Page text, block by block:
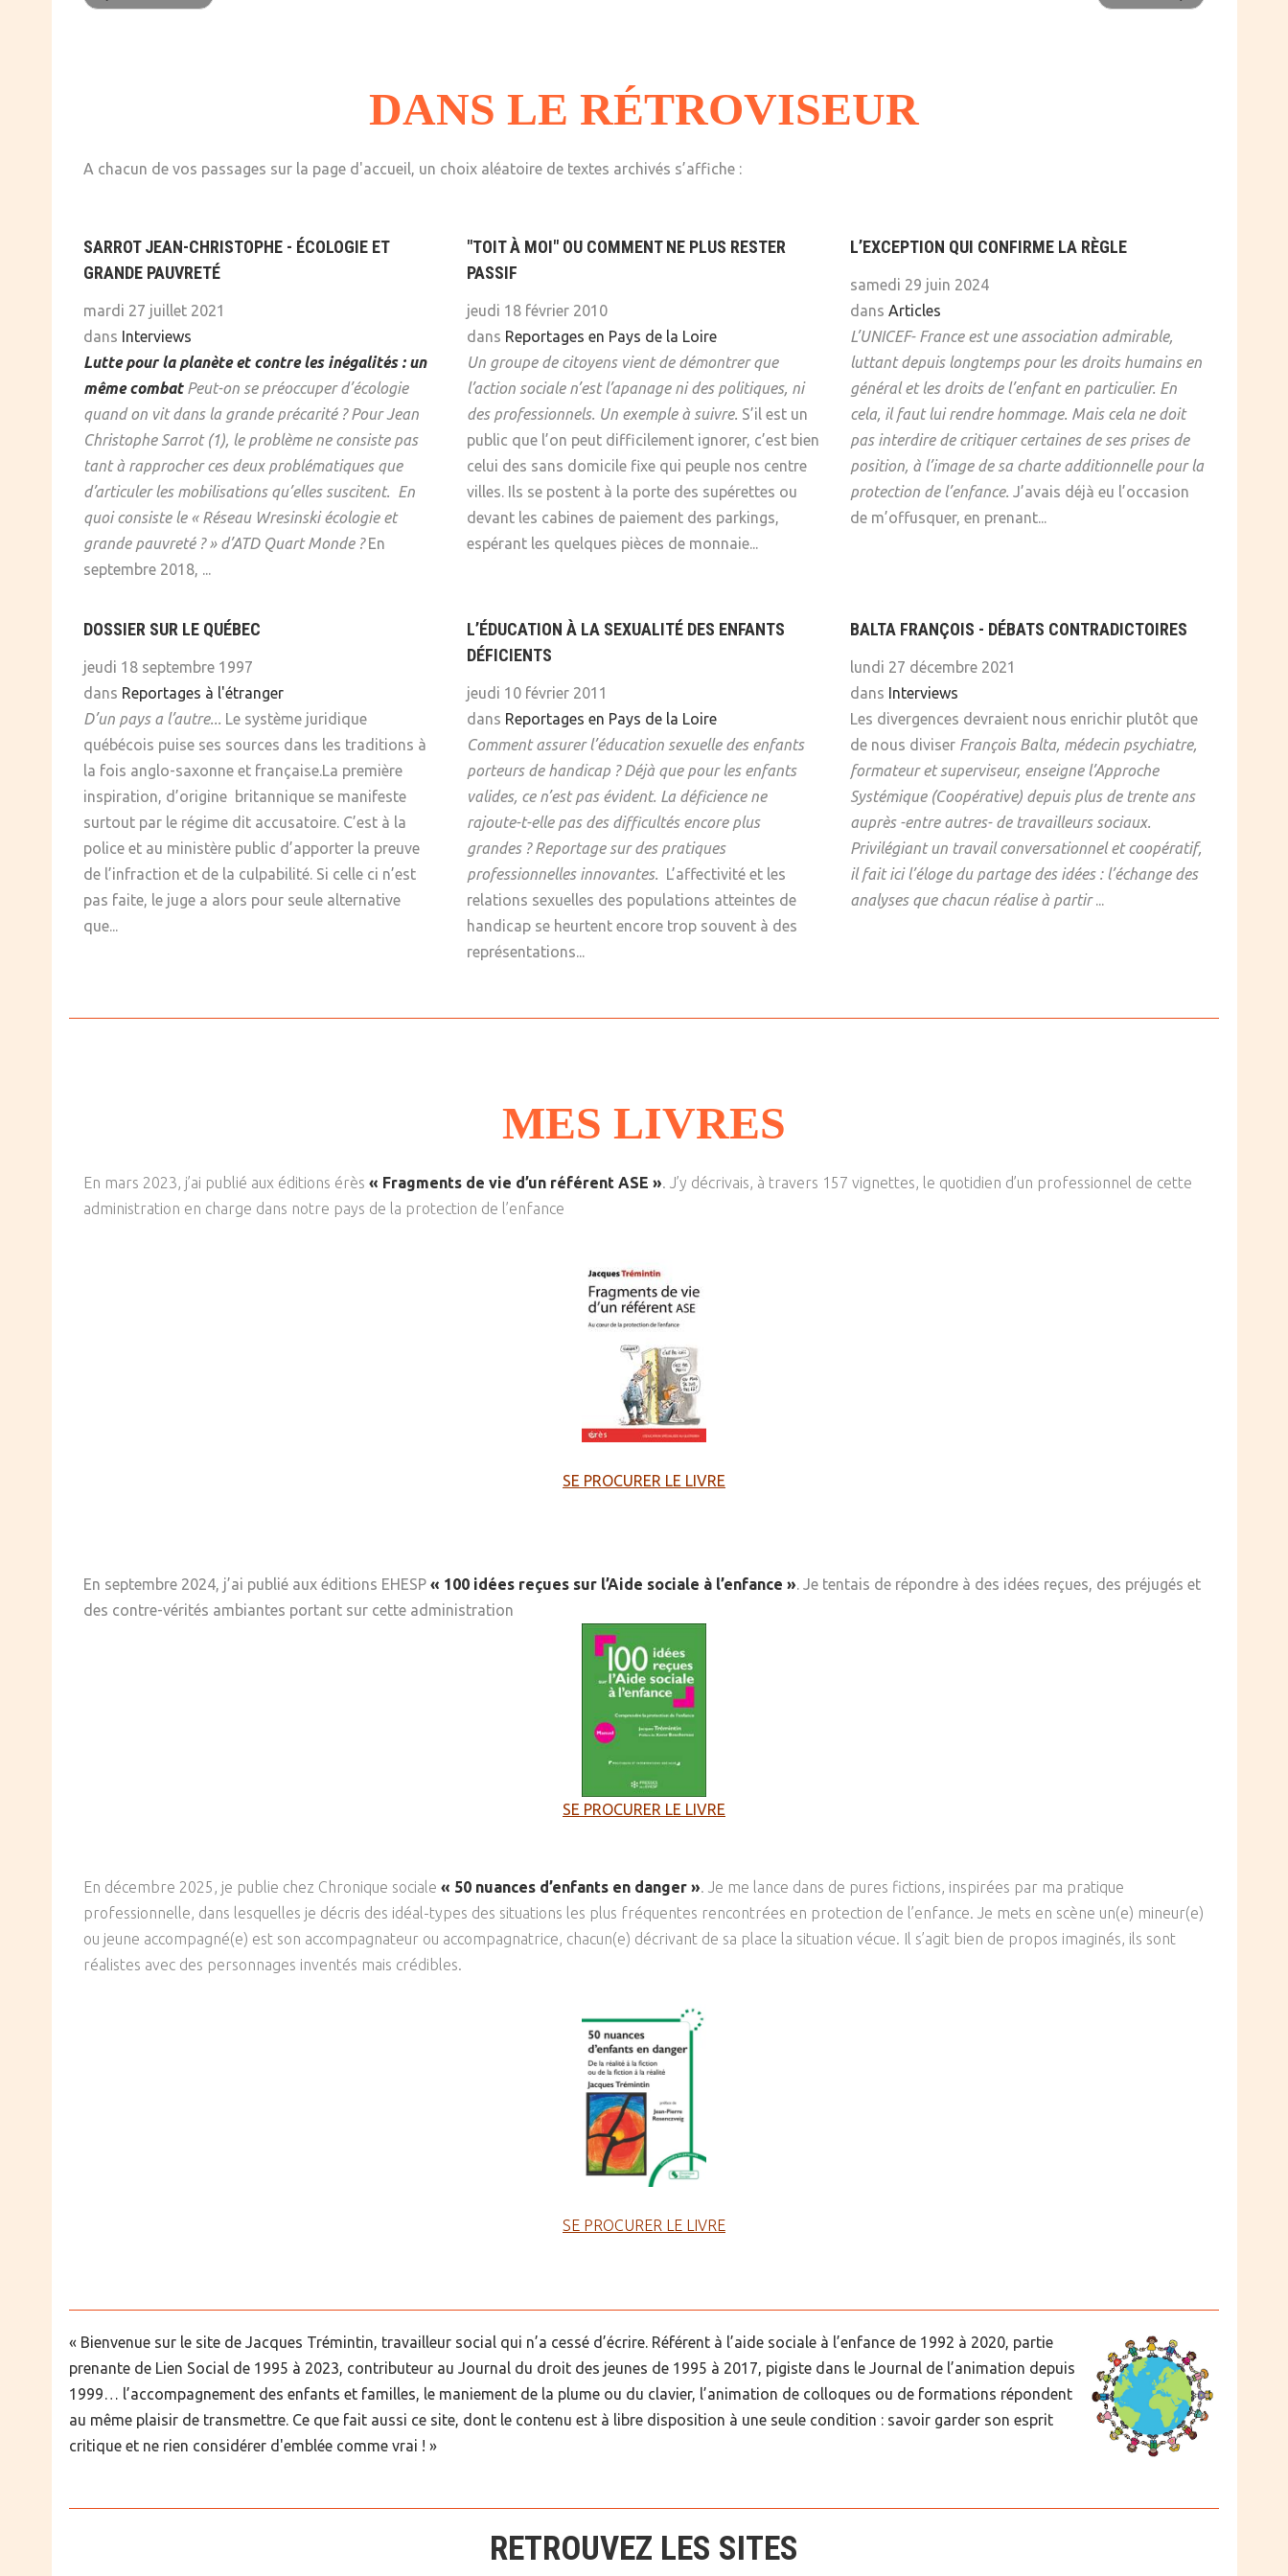
Délinquance
Psychologie
Sexualité
Sociologie
Justice
Politique
Religion
DANS LE RÉTROVISEUR
A chacun de vos passages sur la page d'accueil, un choix aléatoire de textes archivés s’affiche :
SARROT JEAN-CHRISTOPHE - ÉCOLOGIE ET
GRANDE PAUVRETÉ
mardi 27 juillet 2021
dans Interviews
Lutte pour la planète et contre les inégalités : un
même combat Peut-on se préoccuper d’écologie
quand on vit dans la grande précarité ? Pour Jean
Christophe Sarrot (1), le problème ne consiste pas
tant à rapprocher ces deux problématiques que
d’articuler les mobilisations qu’elles suscitent. En
quoi consiste le « Réseau Wresinski écologie et
grande pauvreté ? » d’ATD Quart Monde ?En
septembre 2018, ...
"TOIT À MOI" OU COMMENT NE PLUS RESTER
PASSIF
jeudi 18 février 2010
dans Reportages en Pays de la Loire
Un groupe de citoyens vient de démontrer que
l’action sociale n’est l’apanage ni des politiques, ni
des professionnels. Un exemple à suivre. S’il est un
public que l’on peut difficilement ignorer, c’est bien
celui des sans domicile fixe qui peuple nos centre
villes. Ils se postent à la porte des supérettes ou
devant les cabines de paiement des parkings,
espérant les quelques pièces de monnaie...
L’EXCEPTION QUI CONFIRME LA RÈGLE
samedi 29 juin 2024
dans Articles
L’UNICEF- France est une association admirable,
luttant depuis longtemps pour les droits humains en
général et les droits de l’enfant en particulier. En
cela, il faut lui rendre hommage. Mais cela ne doit
pas interdire de critiquer certaines de ses prises de
position, à l’image de sa charte additionnelle pour la
protection de l’enfance. J’avais déjà eu l’occasion
de m’offusquer, en prenant...
DOSSIER SUR LE QUÉBEC
jeudi 18 septembre 1997
dans Reportages à l'étranger
D’un pays a l’autre... Le système juridique
québécois puise ses sources dans les traditions à
la fois anglo-saxonne et française.La première
inspiration, d’origine britannique se manifeste
surtout par le régime dit accusatoire. C’est à la
police et au ministère public d’apporter la preuve
de l’infraction et de la culpabilité. Si celle ci n’est
pas faite, le juge a alors pour seule alternative
que...
L’ÉDUCATION À LA SEXUALITÉ DES ENFANTS
DÉFICIENTS
jeudi 10 février 2011
dans Reportages en Pays de la Loire
Comment assurer l’éducation sexuelle des enfants
porteurs de handicap ? Déjà que pour les enfants
valides, ce n’est pas évident. La déficience ne
rajoute-t-elle pas des difficultés encore plus
grandes ? Reportage sur des pratiques
professionnelles innovantes. L’affectivité et les
relations sexuelles des populations atteintes de
handicap se heurtent encore trop souvent à des
représentations...
BALTA FRANÇOIS - DÉBATS CONTRADICTOIRES
lundi 27 décembre 2021
dans Interviews
Les divergences devraient nous enrichir plutôt que
de nous diviser François Balta, médecin psychiatre,
formateur et superviseur, enseigne l’Approche
Systémique (Coopérative) depuis plus de trente ans
auprès -entre autres- de travailleurs sociaux.
Privilégiant un travail conversationnel et coopératif,
il fait ici l’éloge du partage des idées : l’échange des
analyses que chacun réalise à partir...
MES LIVRES
En mars 2023, j’ai publié aux éditions érès « Fragments de vie d’un référent ASE ». J’y décrivais, à travers 157 vignettes, le quotidien d’un professionnel de cette
administration en charge dans notre pays de la protection de l’enfance
SE PROCURER LE LIVRE
En septembre 2024, j’ai publié aux éditions EHESP « 100 idées reçues sur l’Aide sociale à l’enfance » . Je tentais de répondre à des idées reçues, des préjugés et
des contre-vérités ambiantes portant sur cette administration
SE PROCURER LE LIVRE
En décembre 2025, je publie chez Chronique sociale « 50 nuances d’enfants en danger ». Je me lance dans de pures fictions, inspirées par ma pratique
professionnelle, dans lesquelles je décris des idéal-types des situations les plus fréquentes rencontrées en protection de l’enfance. Je mets en scène un(e) mineur(e)
ou jeune accompagné(e) est son accompagnateur ou accompagnatrice, chacun(e) décrivant de sa place la situation vécue. Il s’agit bien de propos imaginés, ils sont
réalistes avec des personnages inventés mais crédibles.
SE PROCURER LE LIVRE
« Bienvenue sur le site de Jacques Trémintin, travailleur social qui n’a cessé d’écrire. Référent à l’aide sociale à l’enfance de 1992 à 2020, partie
prenante de Lien Social de 1995 à 2023, contributeur au Journal du droit des jeunes de 1995 à 2017, pigiste dans le Journal de l’animation depuis
1999… l’accompagnement des enfants et familles, le maniement de la plume ou du clavier, l’animation de colloques ou de formations répondent
au même plaisir de transmettre. Ce que fait aussi ce site, dont le contenu est à libre disposition à une seule condition : savoir garder son esprit
critique et ne rien considérer d'emblée comme vrai ! »
RETROUVEZ LES SITES